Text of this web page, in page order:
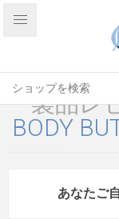
製品レ
BODY
あなたご